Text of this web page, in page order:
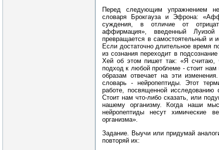
Перед следующим упражнением
словаря Брокгауза и Эфрона:
суждения, в отличие от
аффирмация», введенный
превращается в самостоятельный и
Если достаточно длительное время
из сознания переходит в
Хей об этом пишет так: «Я считаю,
подход к любой проблеме - стоит
образам отвечает на эти
словарь - нейропептиды. Этот
работе, посвященной исследованию
Стоит нам что-либо сказать, или
нашему организму. Когда наши
нейропептиды несут химические
организма».
Задание. Выучи или придумай
повторяй их: